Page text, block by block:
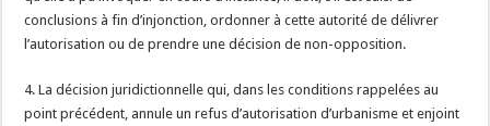
conclusions à fin d’injonction, ordonner à cette autorité de délivrer
l’autorisation ou de prendre une décision de non-opposition.
4. La décision juridictionnelle qui, dans les conditions rappelées au
point précédent, annule un refus d’autorisation d’urbanisme et enjoint